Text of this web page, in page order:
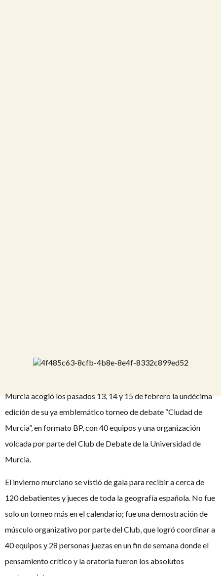
Murcia acogió los pasados 13, 14 y 15 de febrero la undécima
edición de su ya emblemático torneo de debate “Ciudad de
Murcia”, en formato BP, con 40 equipos y una organización
volcada por parte del Club de Debate de la Universidad de
Murcia.
El invierno murciano se vistió de gala para recibir a cerca de
120 debatientes y jueces de toda la geografía española. No fue
solo un torneo más en el calendario; fue una demostración de
músculo organizativo por parte del Club, que logró coordinar a
40 equipos y 28 personas juezas en un fin de semana donde el
pensamiento crítico y la oratoria fueron los absolutos